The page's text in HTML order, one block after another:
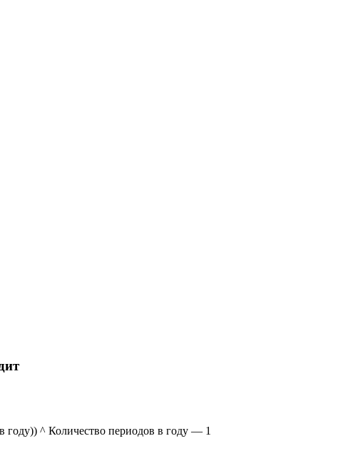
году)) ^ Количество периодов в году — 1